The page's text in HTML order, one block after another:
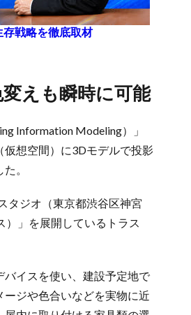
戦略を徹底取材
変えも瞬時に可能
Information Modeling）」
想空間）に3Dモデルで投影
。
タジオ（東京都渋谷区神宮
）」を展開しているトラス
イスを使い、建設予定地で
ージや色合いなどを実物に近